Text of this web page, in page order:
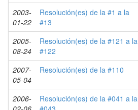
2003-
01-22
Resolución(es) de la #1 a la
#13
2005-
08-24
Resolución(es) de la #121 a la
#122
2007-
05-04
Resolución(es) de la #110
2006-
Resolución(es) de la #041 a la